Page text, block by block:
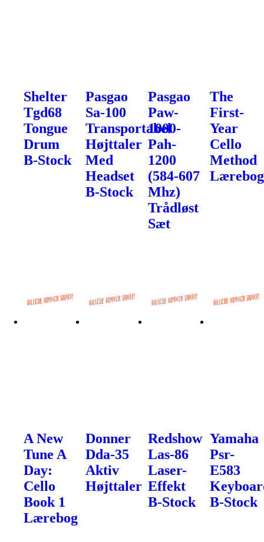
Shelter
Tgd68
Tongue
Drum
B-Stock
Pasgao
Sa-100
Transportabel
Højttaler
Med
Headset
B-Stock
Pasgao
Paw-
1000-
Pah-
1200
(584-607
Mhz)
Trådløst
Sæt
The
First-
Year
Cello
Method
Lærebog
A New
Tune A
Day:
Cello
Book 1
Lærebog
Donner
Dda-35
Aktiv
Højttaler
Redshow
Las-86
Laser-
Effekt
B-Stock
Yamaha
Psr-
E583
B-Stock